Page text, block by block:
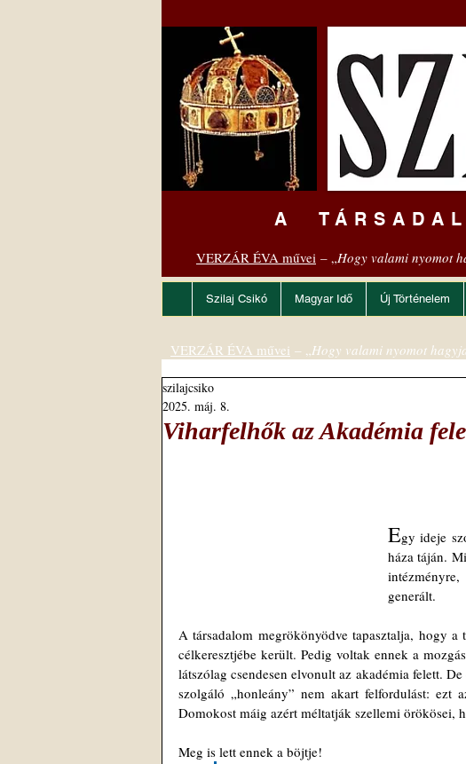
A
VERZÁR ÉVA művei – „Hogy valami nyomot
Szilaj Csikó Magyar Idő Új Történelem
Viharfelhők az Akadémia
szilajcsiko
2025. máj. 8.
Egy ideje
háza táján.
generált.
A társadalom megrökönyödve tapasztalja, hogy
célkeresztjébe került. Pedig voltak ennek a
látszólag csendesen elvonult az akadémia felett.
szolgáló „honleány” nem akart felfordulást: ezt
Domokost máig azért méltatják szellemi örökösei,
Meg is lett ennek a böjtje!
VERZÁR ÉVA művei – „Hogy valami nyomot